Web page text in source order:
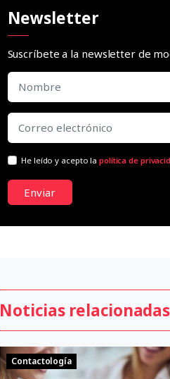
Newsletter
Suscríbete a la newsletter de
He leído y acepto lapolítica de
Enviar
Noticias relacionadas
Contactología